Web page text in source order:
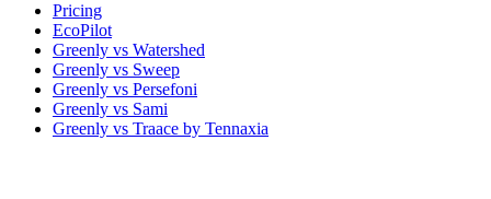
Pricing
EcoPilot
Greenly vs Watershed
Greenly vs Sweep
Greenly vs Persefoni
Greenly vs Sami
Greenly vs Traace by Tennaxia